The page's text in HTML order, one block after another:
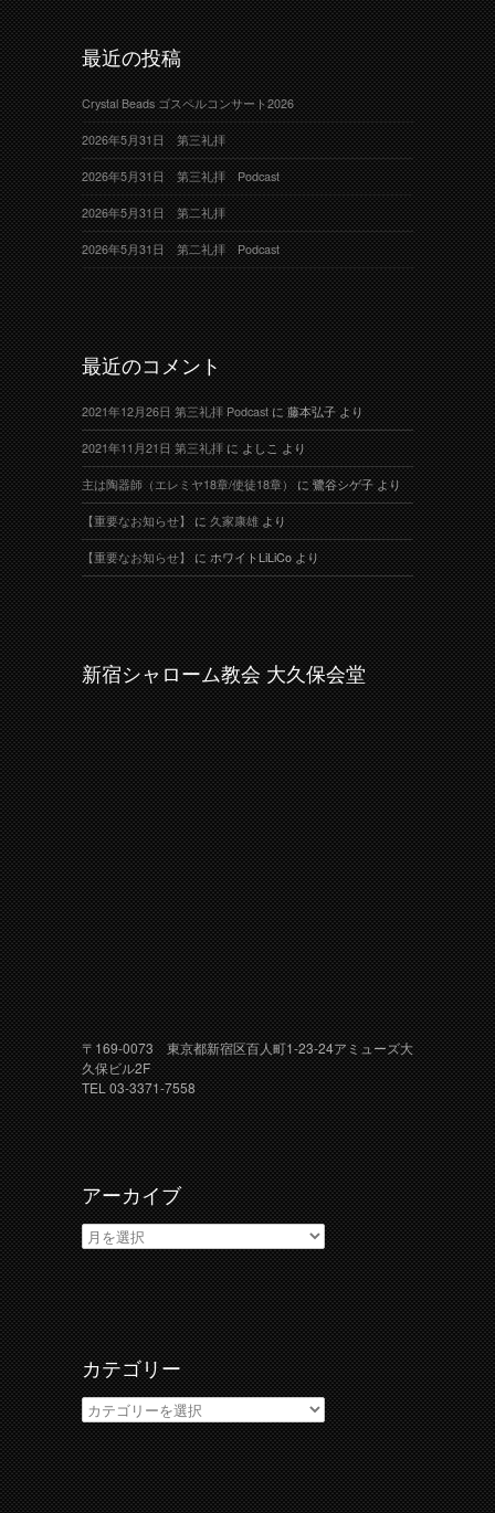
最近の投稿
Crystal Beads ゴスペルコンサート2026
2026年5月31日 第三礼拝
2026年5月31日 第三礼拝 Podcast
2026年5月31日 第二礼拝
2026年5月31日 第二礼拝 Podcast
最近のコメント
2021年12月26日 第三礼拝 Podcastに藤本弘子より
2021年11月21日 第三礼拝によしこより
主は陶器師（エレミヤ18章/使徒18章）に鷺谷シゲ子より
【重要なお知らせ】に久家康雄より
【重要なお知らせ】にホワイトLiLiCoより
新宿シャローム教会 大久保会堂
〒169-0073 東京都新宿区百人町1-23-24アミューズ大
久保ビル2F
TEL 03-3371-7558
アーカイブ
ア
ー
カ
イ
ブ
カテゴリー
カ
テ
ゴ
リ
ー